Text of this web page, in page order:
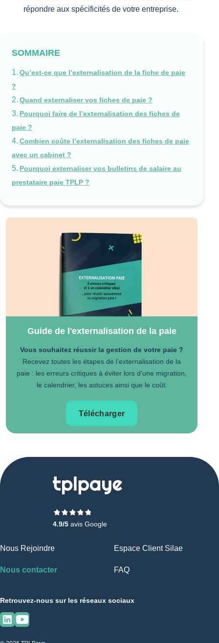
répondre aux spécificités de votre entreprise.
SOMMAIRE
Qu’est-ce que l’externalisation de la fiche de paie
?
Quand externaliser vos fiches de paie ?
Pourquoi faire de l’externalisation des fiches de
paie ?
Combien coûte l’externalisation des fiches de paie
avec un cabinet ?
Pourquoi externaliser vos bulletins de salaire au
prestataire paie TPLP ?
Guide de l'externalisation de la paie
Vous souhaitez réussir la gestion de votre paie ?
Recevez toutes les étapes de l’externalisation de la
paie : les erreurs critiques à éviter lors d’une migration,
le calendrier, les astuces ainsi que le coût.
Télécharger
4.9/5 avis Google
Nous Rejoindre
Nous contacter
Espace Client Silae
FAQ
Retrouvez-nous sur les réseaux sociaux